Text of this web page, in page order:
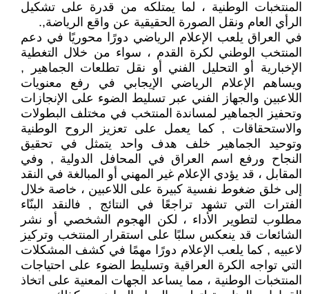
المنتخبات الوطنية ، لما يمتلكه من قدرة على تشكيل
الرأي العام ونقل الصورة الحقيقية عن واقع الرياضة,.
في العراق يلعب الإعلام الرياضي دورًا محوريًا في دعم
المنتخب الوطني لكرة القدم ، سواء من خلال التغطية
الإخبارية أو التحليل الفني أو نقل تطلعات الجماهير ,
ويساهم الإعلام الرياضي الإيجابي في رفع معنويات
اللاعبين والجهاز الفني عبر تسليط الضوء على الإنجازات
وتحفيز الجماهير لمساندة المنتخب في مختلف البطولات
والاستحقاقات , كما يعمل على تعزيز الروح الوطنية
وتوحيد الجماهير خلف هدف واحد يتمثل في تحقيق
النجاح ورفع اسم العراق في المحافل الدولية , وفي
المقابل ، قد يؤدي الإعلام غير المهني أو المبالغة في النقد
إلى خلق ضغوط نفسية كبيرة على اللاعبين ، خاصة خلال
الفترات التي تشهد تراجعًا في النتائج , فالنقد البنّاء
مطلوب لتطوير الأداء ، لكن الهجوم الشخصي أو نشر
الشائعات قد ينعكس سلبًا على استقرار المنتخب وتركيز
لاعبيه , كما يلعب الإعلام دورًا مهمًا في كشف المشكلات
التي تواجه الكرة العراقية وتسليط الضوء على احتياجات
المنتخبات الوطنية ، مما يساعد الجهات المعنية على اتخاذ